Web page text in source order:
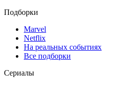
Подборки
Marvel
Netflix
На реальных событиях
Все подборки
Сериалы